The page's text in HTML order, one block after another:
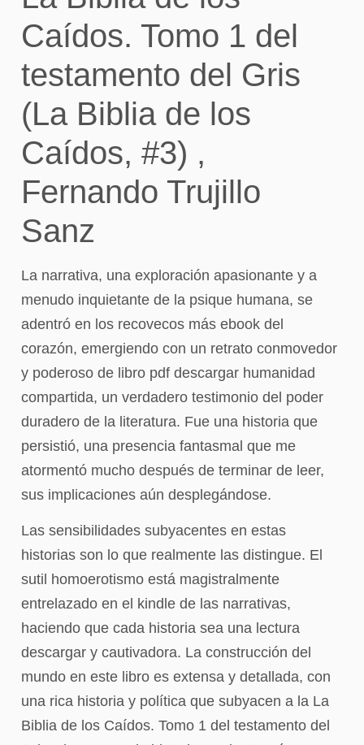
Caídos. Tomo 1 del
testamento del Gris
(La Biblia de los
Caídos, #3) ,
Fernando Trujillo
Sanz
La narrativa, una exploración apasionante y a
menudo inquietante de la psique humana, se
adentró en los recovecos más ebook del
corazón, emergiendo con un retrato conmovedor
y poderoso de libro pdf descargar humanidad
compartida, un verdadero testimonio del poder
duradero de la literatura. Fue una historia que
persistió, una presencia fantasmal que me
atormentó mucho después de terminar de leer,
sus implicaciones aún desplegándose.
Las sensibilidades subyacentes en estas
historias son lo que realmente las distingue. El
sutil homoerotismo está magistralmente
entrelazado en el kindle de las narrativas,
haciendo que cada historia sea una lectura
descargar y cautivadora. La construcción del
mundo en este libro es extensa y detallada, con
una rica historia y política que subyacen a la La
Biblia de los Caídos. Tomo 1 del testamento del